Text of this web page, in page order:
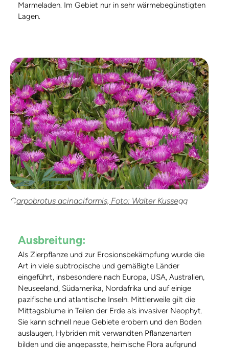
Marmeladen. Im Gebiet nur in sehr wärmebegünstigten
Lagen.
Carpobrotus acinaciformis, Foto: Walter Kussegg
Ausbreitung:
Als Zierpflanze und zur Erosionsbekämpfung wurde die
Art in viele subtropische und gemäßigte Länder
eingeführt, insbesondere nach Europa, USA, Australien,
Neuseeland, Südamerika, Nordafrika und auf einige
pazifische und atlantische Inseln. Mittlerweile gilt die
Mittagsblume in Teilen der Erde als invasiver Neophyt.
Sie kann schnell neue Gebiete erobern und den Boden
auslaugen, Hybriden mit verwandten Pflanzenarten
bilden und die angepasste, heimische Flora aufgrund